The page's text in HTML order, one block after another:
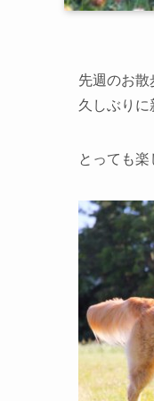
先週のお散
久しぶり
とっても